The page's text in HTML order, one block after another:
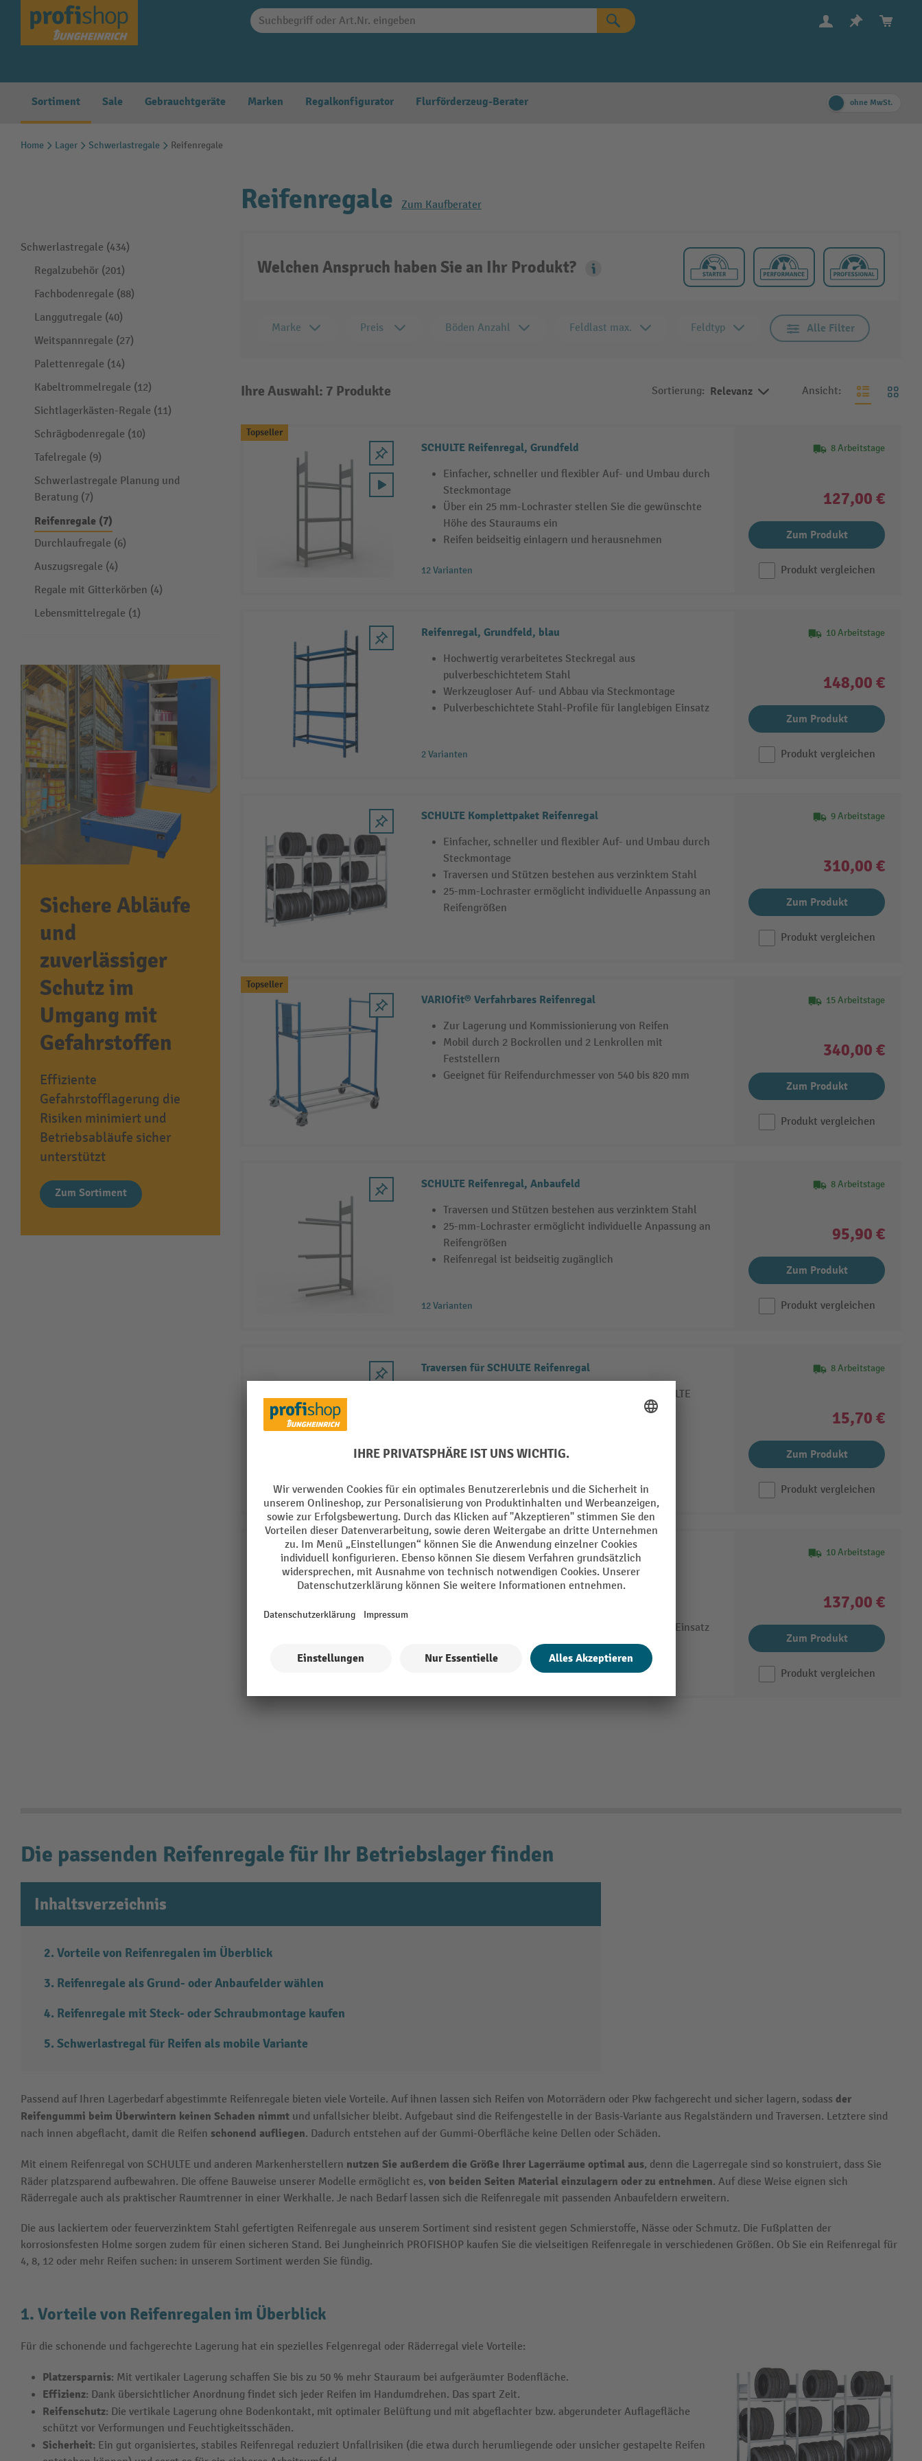
Zur Hauptnavigation springen
Sortiment Sale Gebrauchtgeräte Marken Regalkonfigurator Flurförderzeug-Berater ohne MwSt.
Home Lager Schwerlastregale Reifenregale
Schwerlastregale (434)
Regalzubehör (201)
Fachbodenregale (88)
Langgutregale (40)
Weitspannregale (27)
Palettenregale (14)
Kabeltrommelregale (12)
Sichtlagerkästen-Regale (11)
Schrägbodenregale (10)
Tafelregale (9)
Schwerlastregale Planung und
Beratung (7)
Reifenregale (7)
Durchlaufregale (6)
Auszugsregale (4)
Regale mit Gitterkörben (4)
Lebensmittelregale (1)
Sichere Abläufe
und
zuverlässiger
Schutz im
Umgang mit
Gefahrstoffen
Effiziente
Gefahrstofflagerung die
Risiken minimiert und
Betriebsabläufe sicher
unterstützt
Zum Sortiment
Reifenregale Zum Kaufberater
Welchen Anspruch haben Sie an Ihr Produkt?
Marke Preis Böden Anzahl Feldlast max. Feldtyp Alle Filter
Ihre Auswahl: 7 Produkte Sortierung: Relevanz Ansicht:
Topseller
SCHULTE Reifenregal, Grundfeld
Einfacher, schneller und flexibler Auf- und Umbau durch
Steckmontage
Über ein 25 mm-Lochraster stellen Sie die gewünschte
Höhe des Stauraums ein
Reifen beidseitig einlagern und herausnehmen
12 Varianten
8 Arbeitstage
127,00 €
Zum Produkt
Produkt vergleichen
Reifenregal, Grundfeld, blau
Hochwertig verarbeitetes Steckregal aus
pulverbeschichtetem Stahl
Werkzeugloser Auf- und Abbau via Steckmontage
Pulverbeschichtete Stahl-Profile für langlebigen Einsatz
2 Varianten
10 Arbeitstage
148,00 €
Zum Produkt
Produkt vergleichen
SCHULTE Komplettpaket Reifenregal
Einfacher, schneller und flexibler Auf- und Umbau durch
Steckmontage
Traversen und Stützen bestehen aus verzinktem Stahl
25-mm-Lochraster ermöglicht individuelle Anpassung an
Reifengrößen
9 Arbeitstage
310,00 €
Zum Produkt
Produkt vergleichen
Topseller
VARIOfit® Verfahrbares Reifenregal
Zur Lagerung und Kommissionierung von Reifen
Mobil durch 2 Bockrollen und 2 Lenkrollen mit
Feststellern
Geeignet für Reifendurchmesser von 540 bis 820 mm
15 Arbeitstage
340,00 €
Zum Produkt
Produkt vergleichen
SCHULTE Reifenregal, Anbaufeld
Traversen und Stützen bestehen aus verzinktem Stahl
25-mm-Lochraster ermöglicht individuelle Anpassung an
Reifengrößen
Reifenregal ist beidseitig zugänglich
12 Varianten
8 Arbeitstage
95,90 €
Zum Produkt
Produkt vergleichen
Traversen für SCHULTE Reifenregal
Zusätzliche Traversen für Reifenregale von SCHULTE
Aus verzinktem Stahl, robust und korrosionsfest
4 Varianten
8 Arbeitstage
15,70 €
Zum Produkt
Produkt vergleichen
Reifenregal, Anbaufeld, blau
Hochwertig verarbeitetes Anbau-Regal aus
Pulverbeschichtete Stahl-Profile für langlebigen Einsatz
10 Arbeitstage
137,00 €
Zum Produkt
Produkt vergleichen
Die passenden Reifenregale für Ihr Betriebslager finden
Inhaltsverzeichnis
Vorteile von Reifenregalen im Überblick
Reifenregale als Grund- oder Anbaufelder wählen
Reifenregale mit Steck- oder Schraubmontage kaufen
Schwerlastregal für Reifen als mobile Variante
Passend auf Ihren Lagerbedarf abgestimmte Reifenregale bieten viele Vorteile. Auf ihnen lassen sich Reifen von Motorrädern oder Pkw fachgerecht und sicher lagern, sodass der
Reifengummi beim Überwintern keinen Schaden nimmt und unfallsicher bleibt. Aufgebaut sind die Reifengestelle in der Basis-Variante aus Regalständern und Traversen. Letztere sind
nach innen abgeflacht, damit die Reifen schonend aufliegen. Dadurch entstehen auf der Gummi-Oberfläche keine Dellen oder Schäden.
Mit einem Reifenregal von SCHULTE und anderen Markenherstellern nutzen Sie außerdem die Größe Ihrer Lagerräume optimal aus, denn die Lagerregale sind so konstruiert, dass Sie
Räder platzsparend aufbewahren. Die offene Bauweise unserer Modelle ermöglicht es, von beiden Seiten Material einzulagern oder zu entnehmen. Auf diese Weise eignen sich
Räderregale auch als praktischer Raumtrenner in einer Werkhalle. Je nach Bedarf lassen sich die Reifenregale mit passenden Anbaufeldern erweitern.
Die aus lackiertem oder feuerverzinktem Stahl gefertigten Reifenregale aus unserem Sortiment sind resistent gegen Schmierstoffe, Nässe oder Schmutz. Die Fußplatten der
korrosionsfesten Holme sorgen zudem für einen sicheren Stand. Bei Jungheinrich PROFISHOP kaufen Sie die vielseitigen Reifenregale in verschiedenen Größen. Ob Sie ein Reifenregal für
4, 8, 12 oder mehr Reifen suchen: in unserem Sortiment werden Sie fündig.
1. Vorteile von Reifenregalen im Überblick
Für die schonende und fachgerechte Lagerung hat ein spezielles Felgenregal oder Räderregal viele Vorteile:
Platzersparnis: Mit vertikaler Lagerung schaffen Sie bis zu 50 % mehr Stauraum bei aufgeräumter Bodenfläche.
Effizienz: Dank übersichtlicher Anordnung findet sich jeder Reifen im Handumdrehen. Das spart Zeit.
Reifenschutz: Die vertikale Lagerung ohne Bodenkontakt, mit optimaler Belüftung und mit abgeflachter bzw. abgerundeter Auflagefläche
schützt vor Verformungen und Feuchtigkeitsschäden.
Sicherheit: Ein gut organisiertes, stabiles Reifenregal reduziert Unfallrisiken (die etwa durch herumliegende oder unsicher gestapelte Reifen